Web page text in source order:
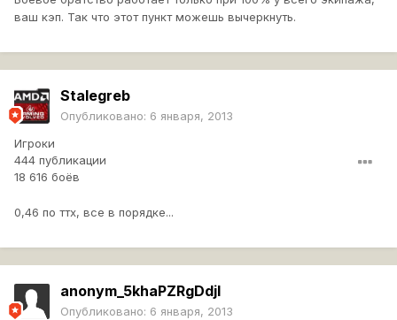
ваш кэп. Так что этот пункт можешь вычеркнуть.
Stalegreb
Опубликовано: 6 января, 2013
Игроки
444 публикации
18 616 боёв
0,46 по ттх, все в порядке...
anonym_5khaPZRgDdjI
Опубликовано: 6 января, 2013